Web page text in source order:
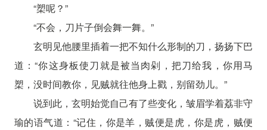
“槊呢？”
“不会，刀片子倒会舞一舞。”
玄明见他腰里插着一把不知什么形制的刀，扬扬下巴
道：“你这身板使刀就是被当肉剁，把刀给我，你用马
槊，没时间教你，见贼就往他身上戳，别留劲儿。”
说到此，玄明始觉自己有了些变化，皱眉学着荔非守
瑜的语气道：“记住，你是羊，贼便是虎，你是虎，贼便